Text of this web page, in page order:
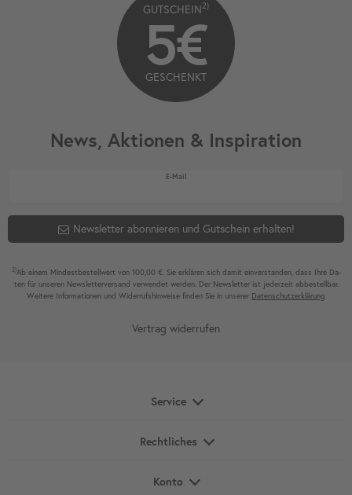
News, Aktionen & Inspiration
E-MailNewsletter Honig
Newsletter abonnieren und Gutschein erhalten!
2)Ab einem Mindest­bestell­wert von 100,00 €. Sie erklären sich damit ein­ver­standen, dass Ihre Da­
ten für unseren News­letter­versand ver­wen­det werden. Der News­letter ist jeder­zeit ab­bestel­lbar.
Weitere Infor­mationen und Wider­rufshin­weise finden Sie in unserer Daten­schutz­erklärung
GUTSCHEIN2)
5€
GESCHENKT
Vertrag widerrufen
Service
Rechtliches
Konto